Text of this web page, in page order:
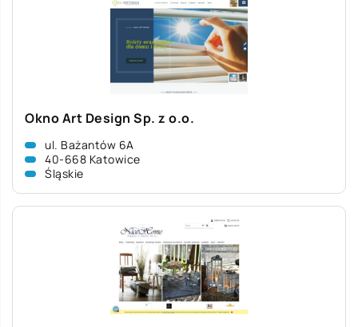
Okno Art Design Sp. z o.o.
ul. Bażantów 6A
40-668 Katowice
Śląskie